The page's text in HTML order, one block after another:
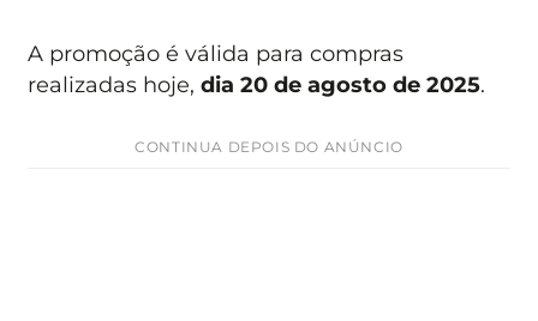
A promoção é válida para compras
realizadas hoje,dia 20 de agosto de 2025.
CONTINUA DEPOIS DO ANÚNCIO